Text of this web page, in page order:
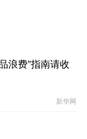
浪费”指南请收
新华网